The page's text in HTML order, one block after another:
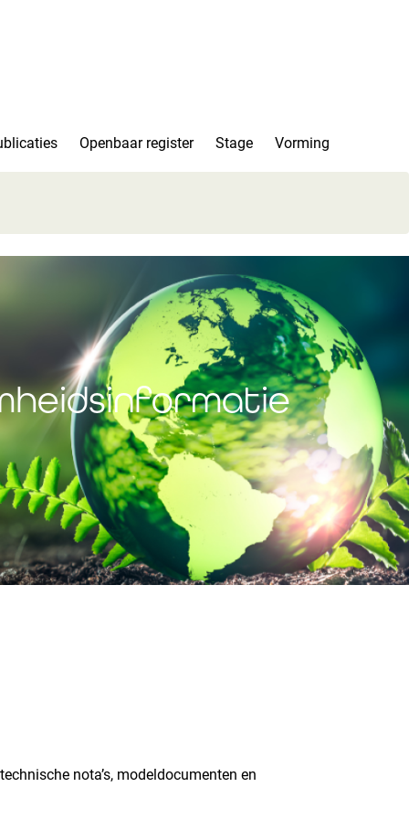
Openbaar register Stage Vorming
nota’s, modeldocumenten en